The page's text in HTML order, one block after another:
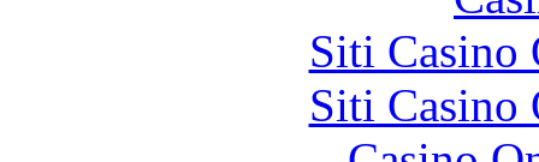
Siti Casino
Siti Casino